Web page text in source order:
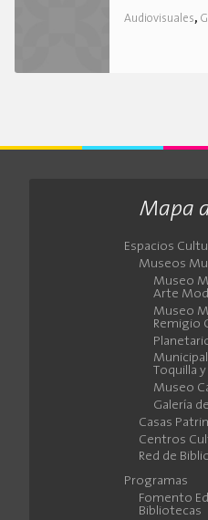
Audiovisuales,
Mapa
Espacios
Museos
Museo
Arte
Museo
Remigio
Toquilla
Museo
Galería
Casas
Centros
Red de
Programas
Fomento
Bibliotecas